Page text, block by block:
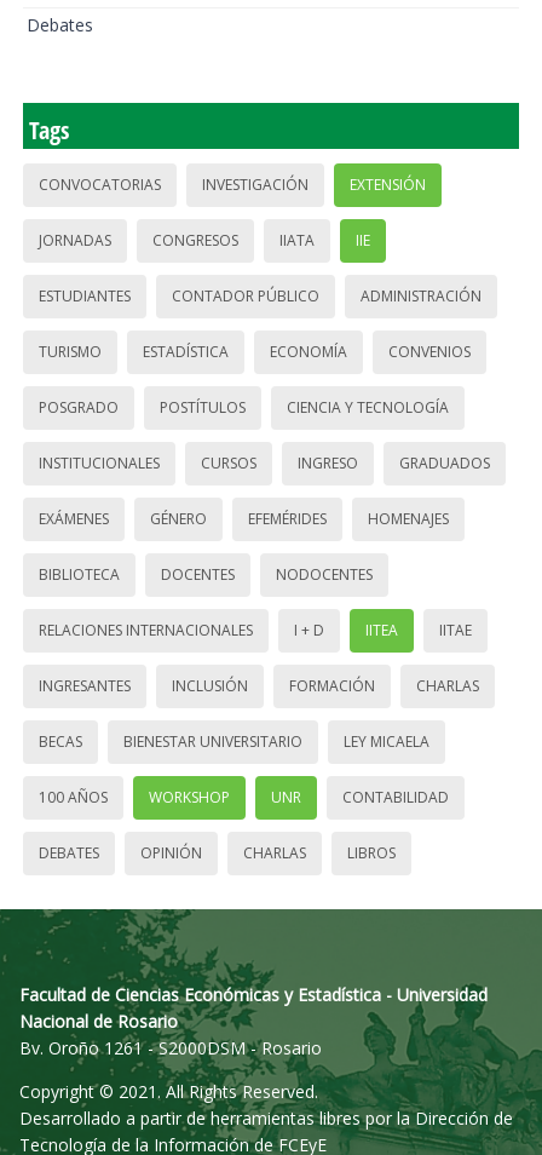
Debates
Tags
CONVOCATORIAS INVESTIGACIÓN EXTENSIÓN
JORNADAS CONGRESOS IIATA IIE
ESTUDIANTES CONTADOR PÚBLICO ADMINISTRACIÓN
TURISMO ESTADÍSTICA ECONOMÍA CONVENIOS
POSGRADO POSTÍTULOS CIENCIA Y TECNOLOGÍA
INSTITUCIONALES CURSOS INGRESO GRADUADOS
EXÁMENES GÉNERO EFEMÉRIDES HOMENAJES
BIBLIOTECA DOCENTES NODOCENTES
RELACIONES INTERNACIONALES I + D IITEA IITAE
INGRESANTES INCLUSIÓN FORMACIÓN CHARLAS
BECAS BIENESTAR UNIVERSITARIO LEY MICAELA
100 AÑOS WORKSHOP UNR CONTABILIDAD
DEBATES OPINIÓN CHARLAS LIBROS
Facultad de Ciencias Económicas y Estadística - Universidad
Nacional de Rosario
Bv. Oroño 1261 - S2000DSM - Rosario
Copyright © 2021. All Rights Reserved.
Desarrollado a partir de herramientas libres por la Dirección de
Tecnología de la Información de FCEyE